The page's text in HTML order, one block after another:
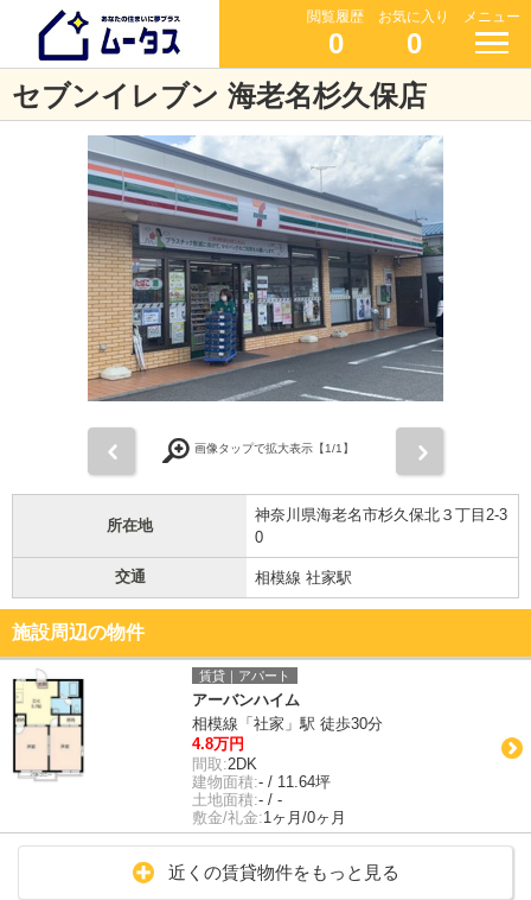
閲覧履歴
0
お気に入り
0
メニュー
セブンイレブン 海老名杉久保店
画像タップで拡大表示【1/1】
所在地
神奈川県海老名市杉久保北３丁目2-3
0
交通 相模線 社家駅
施設周辺の物件
賃貸｜アパート
アーバンハイム
相模線「社家」駅 徒歩30分
4.8万円
間取:2DK
建物面積:- / 11.64坪
土地面積:- / -
敷金/礼金:1ヶ月/0ヶ月
近くの賃貸物件をもっと見る